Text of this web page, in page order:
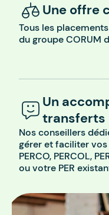
Une offre
Tous les
du groupe CORUM
Un
transferts
Nos conseillers
gérer et faciliter vos
PERCO, PERCOL,
ou votre PER